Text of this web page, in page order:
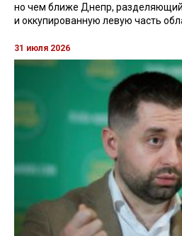
но чем ближе Днепр,
и оккупированную левую часть
31 июля 2026